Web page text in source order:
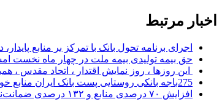
اخبار مرتبط
اجرای برنامه تحول بانک با تمرکز بر منابع
حق بیمه تولیدی بیمه ملت در چهار ماه نخست امسال از 14.5
این روزها ، روز نمایش اقتدار ، اتحاد مقدس
275باجه بانکی روستایی پست بانک ایران منابع خود را به بیش از ۱۰۰ میلیارد ریال افزایش دادند
افزایش ۷۰ درصدی منابع و ۱۳۲ درصدی ضمانت‌نامه‌های ریالی صادره پست بانک ایران در چهارماهه اول سال 1405